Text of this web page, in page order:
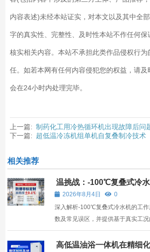
内容表述)未经本站证实，对本文以及其中全
字的真实性、完整性、及时性本站不作任何
核实相关内容。本站不承担此类作品侵权行
任。如若本网有任何内容侵犯您的权益，请
会在24小时内处理完毕。
上一篇: 制药化工用冷热循环机出现故障后问
下一篇: 超低温冷冻机组单机自复叠制冷技术
相关推荐
温挑战：-100℃复叠式冷
与选型指南
2026年8月4日
0
深入解析-100℃复叠式冷水机的工作
数及常见误区，并提供基于真实工
路径。适合工程师、采购人员在温
高低温油浴一体机在精细